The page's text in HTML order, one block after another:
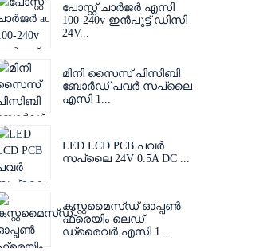
പോസ്റ്റ് ചാർജർ എസി
100-240v ഇൻപുട്ട് ഡിസി
24V...
മിനി സൈസ് പിസിബി
ബോർഡ് പവർ സപ്ലൈ
എസി 1...
LED LCD PCB പവർ
സപ്ലൈ 24V 0.5A DC ...
കസ്റ്റമൈസ്ഡ് ഓപ്പൺ
ഫ്രെയിം ലെഡ്
ഡ്രൈവർ എസി 1...